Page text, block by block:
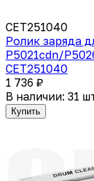
CET251040
Ролик заряда
P5021cdn/
CET251040
1 736 ₽
В наличии: 31
Купить